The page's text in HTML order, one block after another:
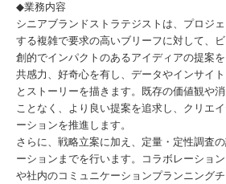
◆業務内容
シニアブランドストラテジストは、プロジ
する複雑で要求の高いブリーフに対して、
創的でインパクトのあるアイディアの提案を
共感力、好奇心を有し、データやインサイ
とストーリーを描きます。既存の価値観や
ことなく、より良い提案を追求し、クリエ
ーションを推進します。
さらに、戦略立案に加え、定量・定性調査
ーションまでを行います。コラボレーショ
や社内のコミュニケーションプランニング